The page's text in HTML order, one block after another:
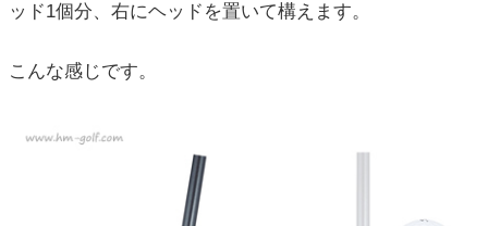
ッド1個分、右にヘッドを置いて構えます。
こんな感じです。